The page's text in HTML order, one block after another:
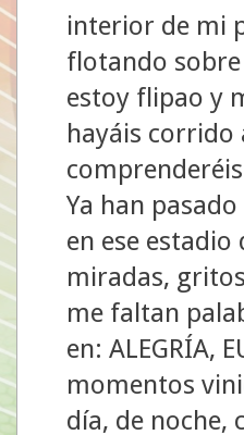
interior de mi
flotando sobre
estoy flipao y
hayáis
Ya han
en ese
miradas,
me faltan
en: ALEGRÍA,
momentos
día, de noche,